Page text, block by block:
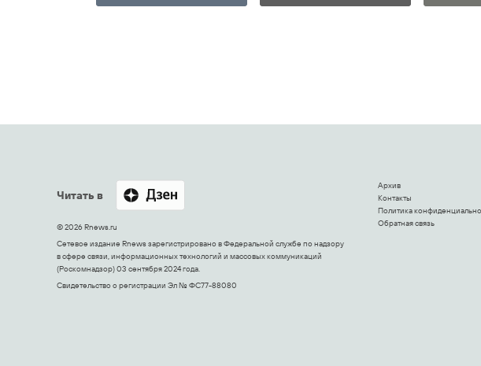
Читать в
© 2026 Rnews.ru
Сетевое издание Rnews зарегистрировано в Федеральной службе по надзору
в сфере связи, информационных технологий и массовых коммуникаций
(Роскомнадзор) 03 сентября 2024 года.
Свидетельство о регистрации Эл № ФС77-88080
Архив
Контакты
Политика
Обратная связь